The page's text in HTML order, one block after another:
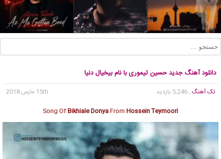
دانلود آهنگ جدید حسین تیموری با نام بیخیال دنیا
تک آهنگ , 5,246 بازدید
15th مارس 2018
Song OfBikhiale DonyaFrom Hossein Teymoori